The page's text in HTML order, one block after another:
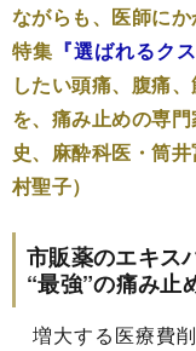
ながらも、医師にか
特集 『選ばれるクス
したい頭痛、腹痛
を、痛み止めの専
史、麻酔科医・筒
村聖子）
市販薬のエキス
“最強”の痛み止
増大する医療費